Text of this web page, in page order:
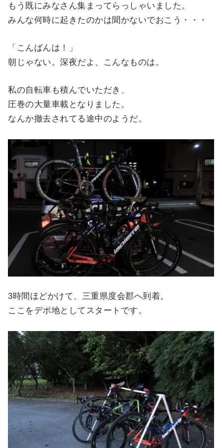
もう既にみなさん集まってらっしゃいました。
みんな何時に起きたのかは聞かないでおこう・・・
「こんばんは！」
朝じゃない。深夜だよ、こんなものは。
私の自転車も積んでいただき、
圧巻の大量車載となりました。
なんか撤去されてる途中のようだ。
3時間ほどかけて、三重県度会郡へ到着。
ここをデポ地としてスタートです。